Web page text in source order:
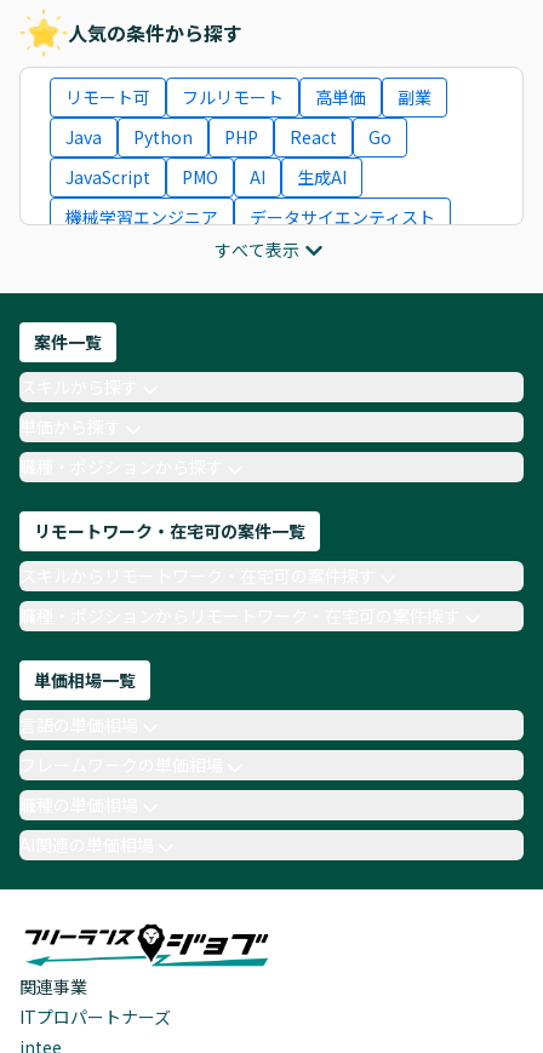
人気の条件から探す
リモート可 フルリモート 高単価
副業
Java
Python PHP React
Go
JavaScript
PMO AI
生成AI
機械学習エンジニア
データサイエンティスト
ITコンサルタント
フロントエンドエンジニア
ネットワークエンジニア
AIエンジニア
Webデザイナー
月収100万円 業務委託
COBOL
Ruby
TypeScript
Laravel AWS
すべて表示
案件一覧
単価から探す
職種・ポジションから探す
リモートワーク・在宅可の案件一覧
職種・ポジションからリモートワーク・在宅可の案件探す
単価相場一覧
職種の単価相場
AI関連の単価相場
関連事業
ITプロパートナーズ
intee